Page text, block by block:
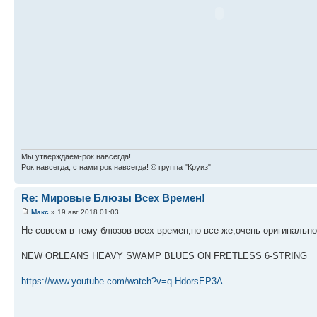
Мы утверждаем-рок навсегда!
Рок навсегда, с нами рок навсегда! © группа "Круиз"
Re: Мировые Блюзы Всех Времен!
Макс » 19 авг 2018 01:03
Не совсем в тему блюзов всех времен,но все-же,очень
NEW ORLEANS HEAVY SWAMP BLUES ON FRETLESS 6-STRING
https://www.youtube.com/watch?v=q-HdorsEP3A